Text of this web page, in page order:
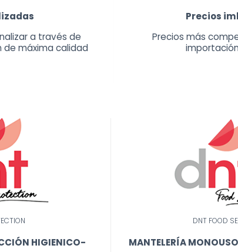
a través de
de máxima calidad
Precios
Precios más
HIGIENICO-
DNT FOOD
MANTELERÍA